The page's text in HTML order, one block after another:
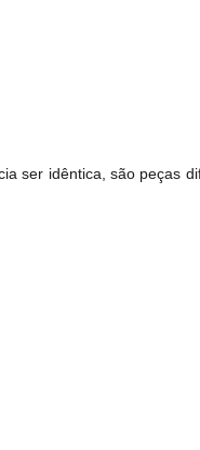
ser idêntica, são peças